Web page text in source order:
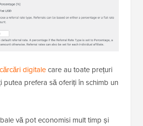
digitalecare au toate prețuri
putea prefera să oferiți în schimb un
vă pot economisi mult timp și